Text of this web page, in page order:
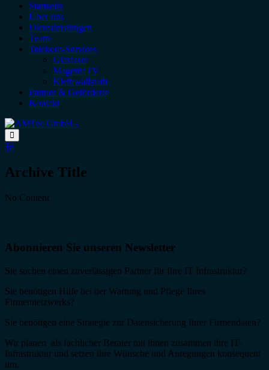
Startseite
Über uns
Dienstleistungen
Team
Telekom-Services
Glasfaser
MagentaTV
Kleinwallstadt
Partner & Geförderte
Kontakt
Archive Title
No Content
Abonnieren Sie unseren Newsletter
Sie suchen einen zuverlässigen Partner für Ihre IT Infrastruktur?
Sie benötigen Hilfe bei der Wartung und Pflege Ihres
Firmennetzwerks?
Sie benötigen eine Strategie zur Datensicherung Ihrer Firmendaten?
Wir planen als fachlicher Berater mit ihnen zusammen ihre IT-
Infrastruktur und setzen ihre Wünsche und Anregungen konsequent
um.